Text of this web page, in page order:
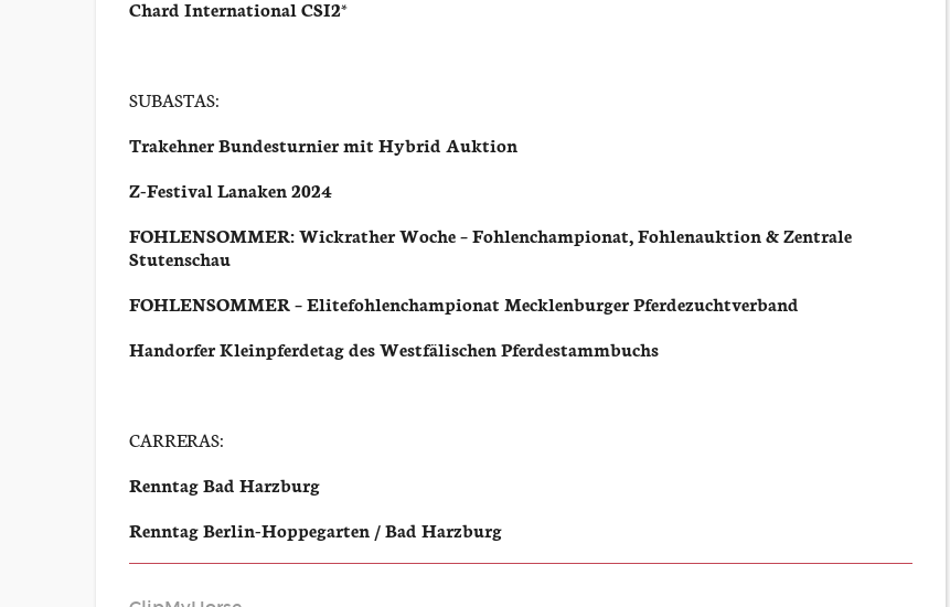
Chard International CSI2*
SUBASTAS:
Trakehner Bundesturnier mit Hybrid Auktion
Z-Festival Lanaken 2024
FOHLENSOMMER: Wickrather Woche – Fohlenchampionat, Fohlenauktion & Zentrale
Stutenschau
FOHLENSOMMER – Elitefohlenchampionat Mecklenburger Pferdezuchtverband
Handorfer Kleinpferdetag des Westfälischen Pferdestammbuchs
CARRERAS:
Renntag Bad Harzburg
Renntag Berlin-Hoppegarten / Bad Harzburg